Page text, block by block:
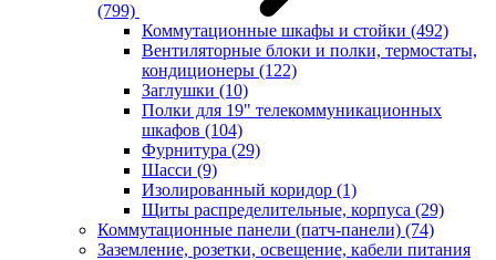
(799)
Коммутационные шкафы и стойки (492)
Вентиляторные блоки и полки, термостаты,
кондиционеры (122)
Заглушки (10)
Полки для 19" телекоммуникационных
шкафов (104)
Фурнитура (29)
Шасси (9)
Изолированный коридор (1)
Щиты распределительные, корпуса (29)
Коммутационные панели (патч-панели) (74)
Заземление, розетки, освещение, кабели питания